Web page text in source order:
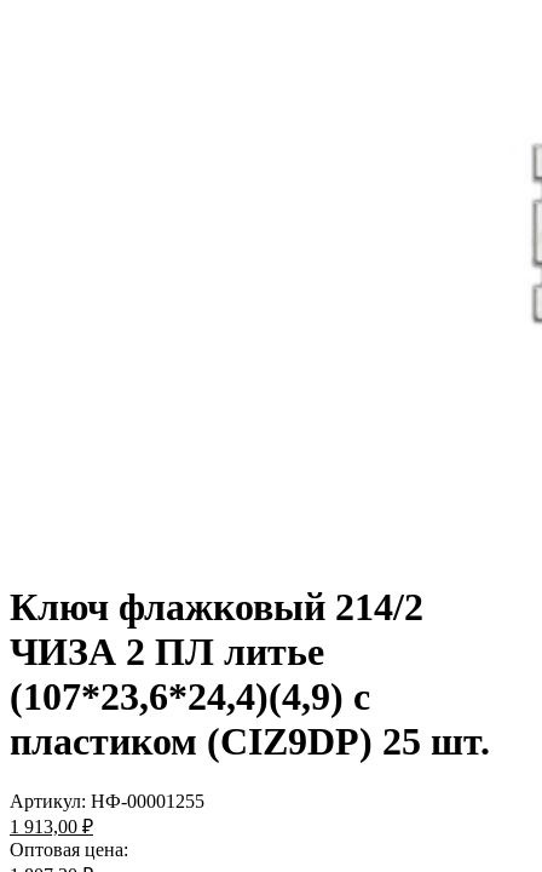
Ключ флажковый 214/2
ЧИЗА 2 ПЛ литье
(107*23,6*24,4)(4,9) с
пластиком (CIZ9DP) 25 шт.
Артикул: НФ-00001255
1 913,00 ₽
Оптовая цена: